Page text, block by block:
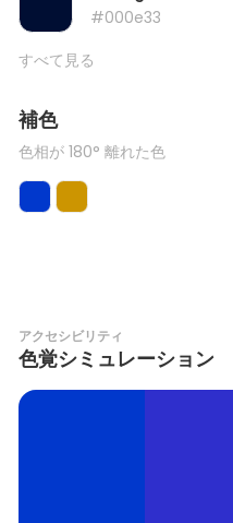
#000e33
すべて見る
補色
色相が 180° 離れた色
アクセシビリティ
色覚シミュレーション